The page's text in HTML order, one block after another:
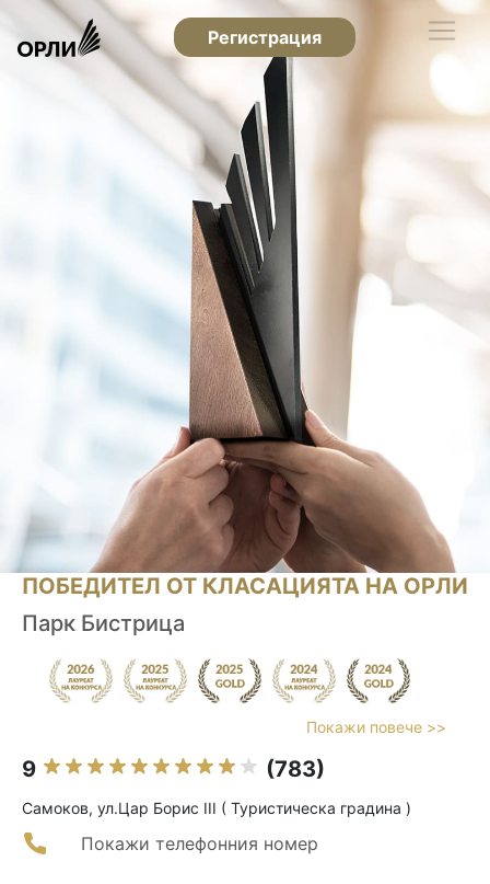
Регистрация
ПОБЕДИТЕЛ ОТ КЛАСАЦИЯТА НА ОРЛИ
Парк Бистрица
Покажи повече >>
9 (783)
Самоков, ул.Цар Борис III ( Туристическа градина )
Покажи телефонния номер